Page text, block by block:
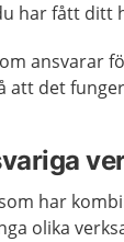
har fått ditt
ansvarar
att det
har
olika